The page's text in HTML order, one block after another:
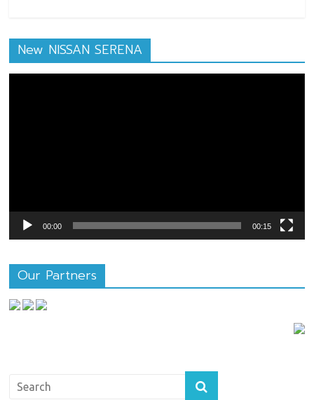
New NISSAN SERENA
00:00 00:15
Our Partners